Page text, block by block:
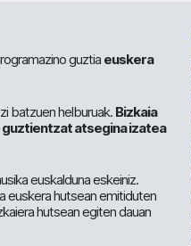
guztia euskera
batzuen helburuak. Bizkaia
atsegina izatea
euskalduna eskeiniz.
euskera hutsean emitiduten
hutsean egiten dauan